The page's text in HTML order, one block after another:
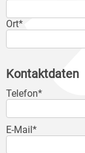
Ort*
Kontaktdaten
Telefon*
E-Mail*